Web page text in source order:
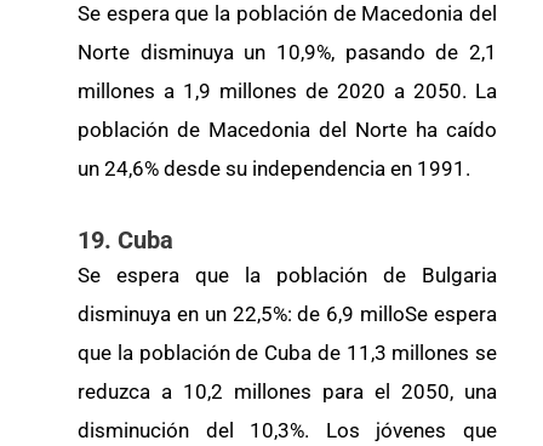
Se espera que la población de Macedonia del
Norte disminuya un 10,9%, pasando de 2,1
millones a 1,9 millones de 2020 a 2050. La
población de Macedonia del Norte ha caído
un 24,6% desde su independencia en 1991.
19. Cuba
Se espera que la población de Bulgaria
disminuya en un 22,5%: de 6,9 milloSe espera
que la población de Cuba de 11,3 millones se
reduzca a 10,2 millones para el 2050, una
disminución del 10,3%. Los jóvenes que